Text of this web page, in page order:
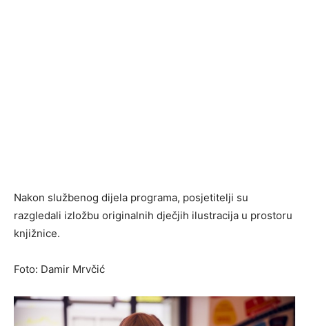
Nakon službenog dijela programa, posjetitelji su
razgledali izložbu originalnih dječjih ilustracija u prostoru
knjižnice.
Foto: Damir Mrvčić